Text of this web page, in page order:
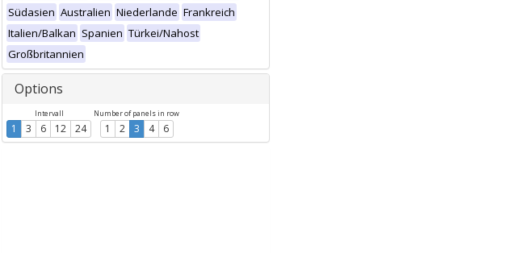
Südasien Australien Niederlande Frankreich
Italien/Balkan Spanien Türkei/Nahost
Großbritannien
Options
Intervall
1 3 6 12 24
Number of panels in row
1 2 3 4 6